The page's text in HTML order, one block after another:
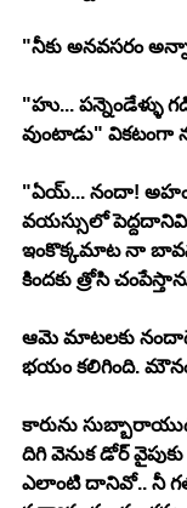
"నీకు అనవసరం
"హు...
వుంటాడు" వికటంగా
"ఏయ్... నందా!
వయస్సులో
ఇంకొక్కమాట నా బావను
కిందకు త్రోసి
ఆమె మాటలకు
భయం కలిగింది.
కారును
దిగి వెనుక డోర్
ఎలాంటి దానివో.. నీ